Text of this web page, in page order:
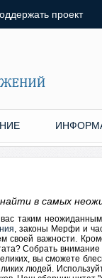
проект
в самых
вас таким
, законы Мерфи и
своей важности.
? Собрать внимание
вы сможете
людей.